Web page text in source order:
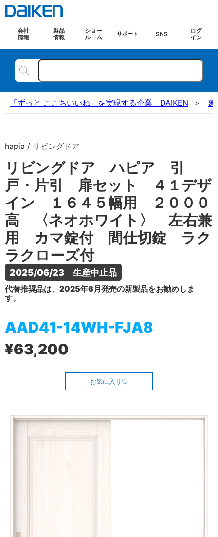
会社
情報
製品
情報
ショー
ルーム
サポート SNS
ログ
イン
「ずっと ここちいいね」を実現する企業 DAIKEN 建
hapia / リビングドア
リビングドア ハピア 引
戸・片引 扉セット ４１デザ
イン １６４５幅用 ２０００
高 〈ネオホワイト〉 左右兼
用 カマ錠付 間仕切錠 ラク
ラクローズ付
2025/06/23　生産中止品
代替推奨品は、2025年6月発売の新製品をお勧めしま
す。
AAD41-14WH-FJA8
¥63,200
お気に入り